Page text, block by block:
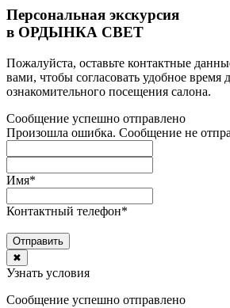
Персональная экскурсия
в ОРДЫНКА СВЕТ
Пожалуйста, оставьте контактные
вами, чтобы согласовать удобное время
ознакомительного посещения салона.
Сообщение успешно отправлено
Произошла ошибка. Сообщение не
Имя*
Контактный телефон*
Отправить
✖
Узнать условия
Сообщение успешно отправлено